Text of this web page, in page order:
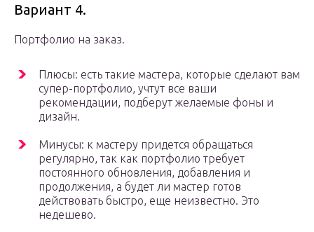
Вариант 4.
Портфолио на заказ.
Плюсы: есть такие мастера, которые сделают вам
супер-портфолио, учтут все ваши
рекомендации, подберут желаемые фоны и
дизайн.
Минусы: к мастеру придется обращаться
регулярно, так как портфолио требует
постоянного обновления, добавления и
продолжения, а будет ли мастер готов
действовать быстро, еще неизвестно. Это
недешево.